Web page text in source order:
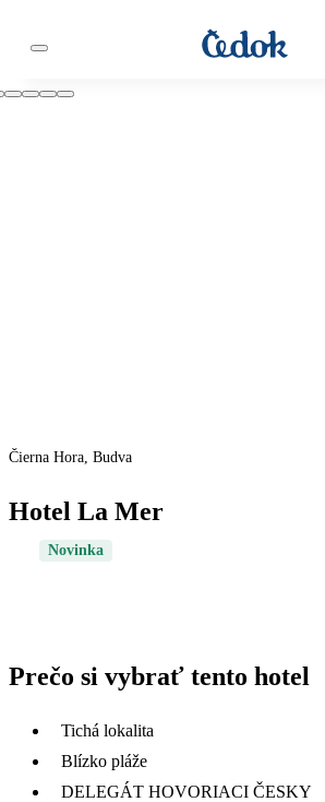
Čierna Hora, Budva
Hotel La Mer
Novinka
Prečo si vybrať tento hotel
Tichá lokalita
Blízko pláže
DELEGÁT HOVORIACI ČESKY